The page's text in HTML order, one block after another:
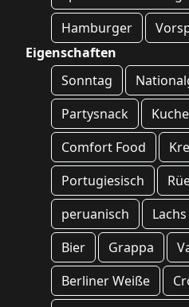
Hamburger
Eigenschaften
Sonntag
Partysnack
Comfort Food
Portugiesisch
peruanisch
Lachs
Bier
Grappa
Berliner Weiße